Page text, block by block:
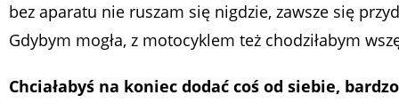
bez aparatu nie ruszam się nigdzie, zawsze się
Gdybym mogła, z motocyklem też chodziłabym
Chciałabyś na koniec dodać coś od siebie, bardzo